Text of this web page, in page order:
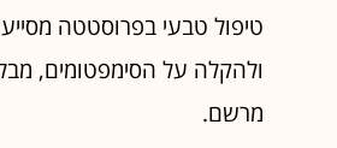
טיפול טבעי בפרוסטטה
ולהקלה על הסימפטומים,
מרשם.